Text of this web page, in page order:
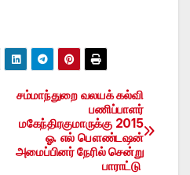
சம்மாந்துறை வலயக் கல்வி
பணிப்பாளர்
மகேந்திரகுமாருக்கு 2015
ஓ. எல் பௌண்டஷன்
அமைப்பினர் நேரில் சென்று
பாராட்டு